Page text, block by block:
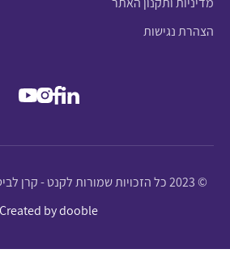
הצהרת נגישות
© 2023 כל הזכויות שמורות לקנט - קרן לביטוח נזקי טבע בחקלאות
Created by dooble